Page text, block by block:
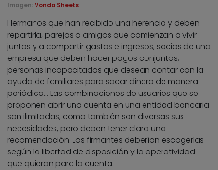
Imagen: Vonda Sheets
Hermanos que han recibido una herencia y deben
repartirla, parejas o amigos que comienzan a vivir
juntos y a compartir gastos e ingresos, socios de una
empresa que deben hacer pagos conjuntos,
personas incapacitadas que desean contar con la
ayuda de familiares para sacar dinero de manera
periódica… Las combinaciones de usuarios que se
proponen abrir una cuenta en una entidad bancaria
son ilimitadas, como también son diversas sus
necesidades, pero deben tener clara una
recomendación. Los firmantes deberían escogerlas
según la libertad de disposición y la operatividad
que quieran para la cuenta.